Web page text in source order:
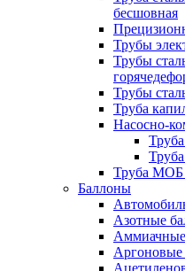
бесшовная
Трубы
Трубы
Трубы
Труба
Насосно-
Труба МОБ
Баллоны
Азотные